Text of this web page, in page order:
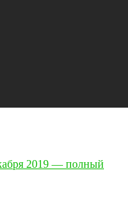
2019 — полный